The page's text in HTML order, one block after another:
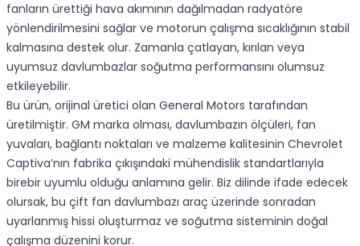
fanların ürettiği hava akımının dağılmadan radyatöre
yönlendirilmesini sağlar ve motorun çalışma sıcaklığının stabil
kalmasına destek olur. Zamanla çatlayan, kırılan veya
uyumsuz davlumbazlar soğutma performansını olumsuz
etkileyebilir.
Bu ürün, orijinal üretici olan General Motors tarafından
üretilmiştir. GM marka olması, davlumbazın ölçüleri, fan
yuvaları, bağlantı noktaları ve malzeme kalitesinin Chevrolet
Captiva’nın fabrika çıkışındaki mühendislik standartlarıyla
birebir uyumlu olduğu anlamına gelir. Biz dilinde ifade edecek
olursak, bu çift fan davlumbazı araç üzerinde sonradan
uyarlanmış hissi oluşturmaz ve soğutma sisteminin doğal
çalışma düzenini korur.